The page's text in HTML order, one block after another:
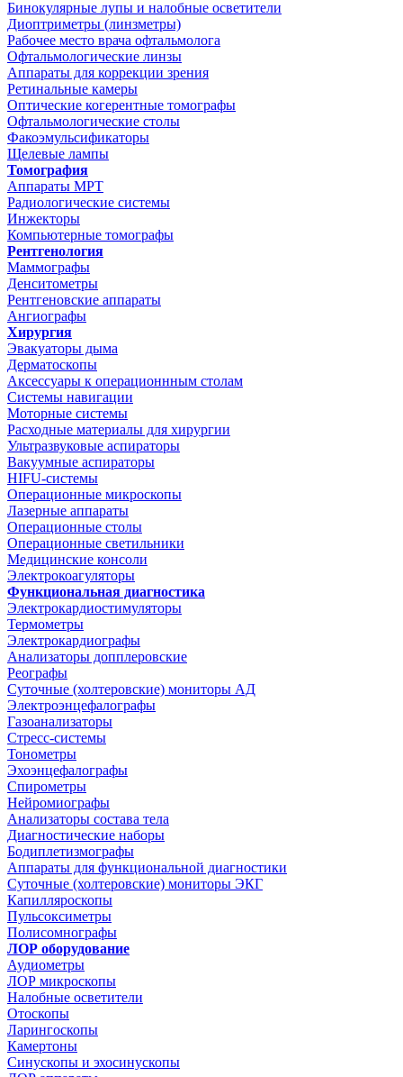
Бинокулярные лупы и налобные осветители
Диоптриметры (линзметры)
Рабочее место врача офтальмолога
Офтальмологические линзы
Аппараты для коррекции зрения
Ретинальные камеры
Оптические когерентные томографы
Офтальмологические столы
Факоэмульсификаторы
Щелевые лампы
Томография
Аппараты МРТ
Радиологические системы
Инжекторы
Компьютерные томографы
Рентгенология
Маммографы
Денситометры
Рентгеновские аппараты
Ангиографы
Хирургия
Эвакуаторы дыма
Дерматоскопы
Аксессуары к операционнным столам
Системы навигации
Моторные системы
Расходные материалы для хирургии
Ультразвуковые аспираторы
Вакуумные аспираторы
HIFU-системы
Операционные микроскопы
Лазерные аппараты
Операционные столы
Операционные светильники
Медицинские консоли
Электрокоагуляторы
Функциональная диагностика
Электрокардиостимуляторы
Термометры
Электрокардиографы
Анализаторы допплеровские
Реографы
Суточные (холтеровские) мониторы АД
Электроэнцефалографы
Газоанализаторы
Стресс-системы
Тонометры
Эхоэнцефалографы
Спирометры
Нейромиографы
Анализаторы состава тела
Диагностические наборы
Бодиплетизмографы
Аппараты для функциональной диагностики
Суточные (холтеровские) мониторы ЭКГ
Капилляроскопы
Пульсоксиметры
Полисомнографы
ЛОР оборудование
Аудиометры
ЛОР микроскопы
Налобные осветители
Отоскопы
Ларингоскопы
Камертоны
Синускопы и эхосинускопы